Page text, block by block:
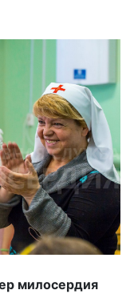
милосердия